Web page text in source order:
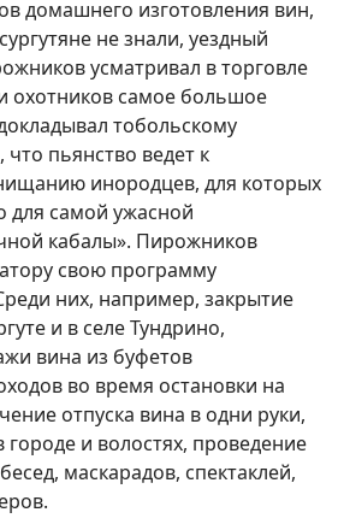
домашнего изготовления вин,
не знали, уездный
усматривал в торговле
охотников самое большое
тобольскому
что пьянство ведет к
инородцев, для которых
для самой ужасной
кабалы». Пирожников
свою программу
них, например, закрытие
и в селе Тундрино,
вина из буфетов
во время остановки на
отпуска вина в одни руки,
и волостях, проведение
маскарадов, спектаклей,